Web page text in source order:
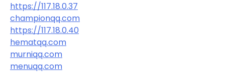
https://117.18.0.37
championqq.com
https://117.18.0.40
hematqq.com
murniqq.com
menuqq.com